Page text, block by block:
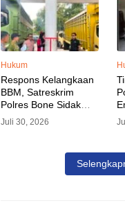
Hukum
Respons Kelangkaan
BBM, Satreskrim
Polres Bone Sidak
SPBU dan Pangkalan
LPG, AKP Alvin Aji
SPBU Agar Distribusi
BBM Tepat Sasaran
Juli 30, 2026